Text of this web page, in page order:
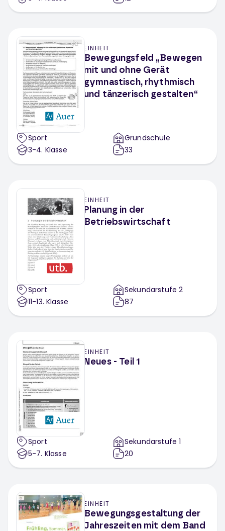
EINHEIT
Bewegungsfeld „Bewegen
mit und ohne Gerät
gymnastisch, rhythmisch
und tänzerisch gestalten“
Sport
3-4. Klasse
Grundschule
33
EINHEIT
Planung in der
Betriebswirtschaft
Sport
11-13. Klasse
Sekundarstufe 2
87
EINHEIT
Neues - Teil 1
Sport
5-7. Klasse
Sekundarstufe 1
20
EINHEIT
Bewegungsgestaltung der
Jahreszeiten mit dem Band